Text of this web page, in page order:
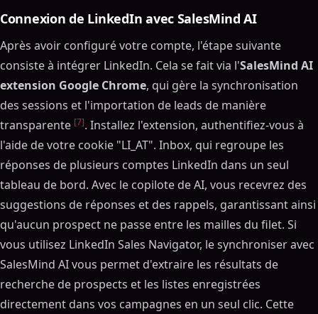
Connexion de LinkedIn avec SalesMind AI
Après avoir configuré votre compte, l'étape suivante
consiste à intégrer LinkedIn. Cela se fait via l'SalesMind AI
extension Google Chrome, qui gère la synchronisation
des sessions et l'importation de leads de manière
transparente [7]. Installez l'extension, authentifiez-vous à
l'aide de votre cookie "LI_AT". Inbox, qui regroupe les
réponses de plusieurs comptes LinkedIn dans un seul
tableau de bord. Avec le copilote de AI, vous recevrez des
suggestions de réponses et des rappels, garantissant ainsi
qu'aucun prospect ne passe entre les mailles du filet. Si
vous utilisez LinkedIn Sales Navigator, le synchroniser avec
SalesMind AI vous permet d'extraire les résultats de
recherche de prospects et les listes enregistrées
directement dans vos campagnes en un seul clic. Cette